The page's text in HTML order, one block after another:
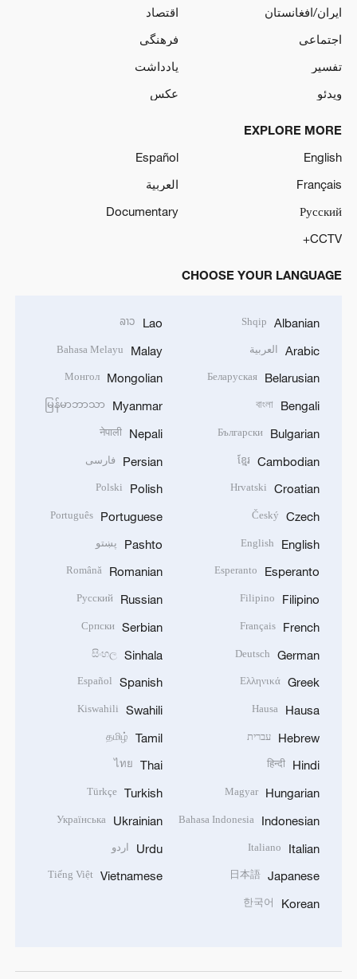
ایران/افغانستان
اقتصاد
اجتماعی
فرهنگی
تفسیر
یادداشت
ویدئو
عکس
EXPLORE MORE
English
Español
Français
العربية
Русский
Documentary
CCTV+
CHOOSE YOUR LANGUAGE
Albanian
Shqip
Arabic العربية
Belarusian
Беларуская
Bengali
বাংলা
Bulgarian
Български
Cambodian
ខ្មែរ
Croatian
Hrvatski
Czech
Český
English
English
Esperanto
Esperanto
Filipino
Filipino
French
Français
German
Deutsch
Greek
Ελληνικά
Hausa
Hausa
Hebrew עברית
Hindi
हिन्दी
Hungarian
Magyar
Indonesian
Bahasa Indonesia
Italian
Italiano
Japanese
日本語
Korean
한국어
Lao
ລາວ
Malay
Bahasa Melayu
Mongolian
Монгол
Myanmar
မြန်မာဘာသာ
Nepali
नेपाली
Persian فارسی
Polish
Polski
Portuguese
Português
Pashto پښتو
Romanian
Română
Russian
Русский
Serbian
Српски
Sinhala
සිංහල
Spanish
Español
Swahili
Kiswahili
Tamil
தமிழ்
Thai
ไทย
Turkish
Türkçe
Ukrainian
Українська
Urdu اردو
Vietnamese
Tiếng Việt